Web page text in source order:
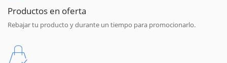
Productos en oferta
Rebajar tu producto y durante un tiempo para promocionarlo.